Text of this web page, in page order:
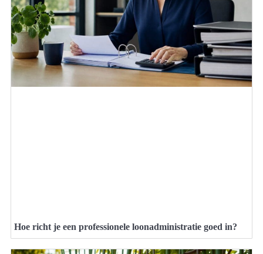
Hoe richt je een professionele loonadministratie goed in?